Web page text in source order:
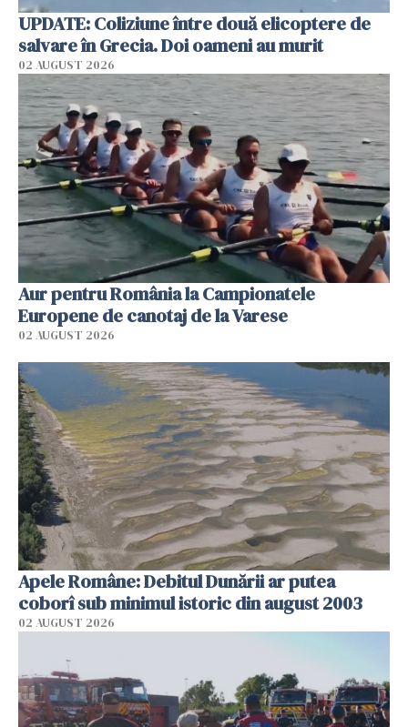
UPDATE: Coliziune între două elicoptere de
salvare în Grecia. Doi oameni au murit
02 AUGUST 2026
Aur pentru România la Campionatele
Europene de canotaj de la Varese
02 AUGUST 2026
Apele Române: Debitul Dunării ar putea
coborî sub minimul istoric din august 2003
02 AUGUST 2026